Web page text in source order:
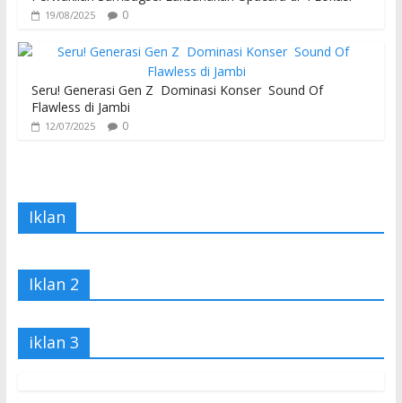
19/08/2025 0
Seru! Generasi Gen Z Dominasi Konser Sound Of
Flawless di Jambi
12/07/2025 0
Iklan
Iklan 2
iklan 3